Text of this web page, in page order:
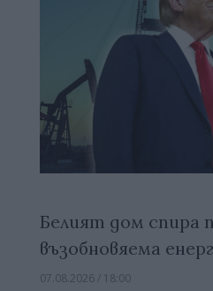
Белият дом спира
възобновяема
07.08.2026 / 18:00